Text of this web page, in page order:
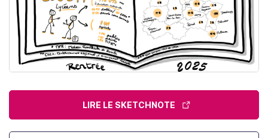
LIRE LE SKETCHNOTE